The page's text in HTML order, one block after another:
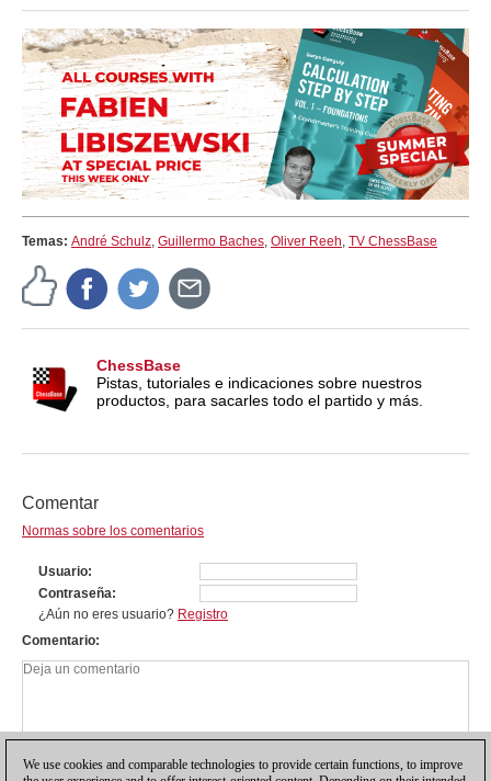
Temas: André Schulz, Guillermo Baches, Oliver Reeh, TV ChessBase
ChessBase
Pistas, tutoriales e indicaciones sobre nuestros
productos, para sacarles todo el partido y más.
Comentar
Normas sobre los comentarios
Usuario
Contraseña
¿Aún no eres usuario? Registro
Comentario
We use cookies and comparable technologies to provide certain functions, to improve